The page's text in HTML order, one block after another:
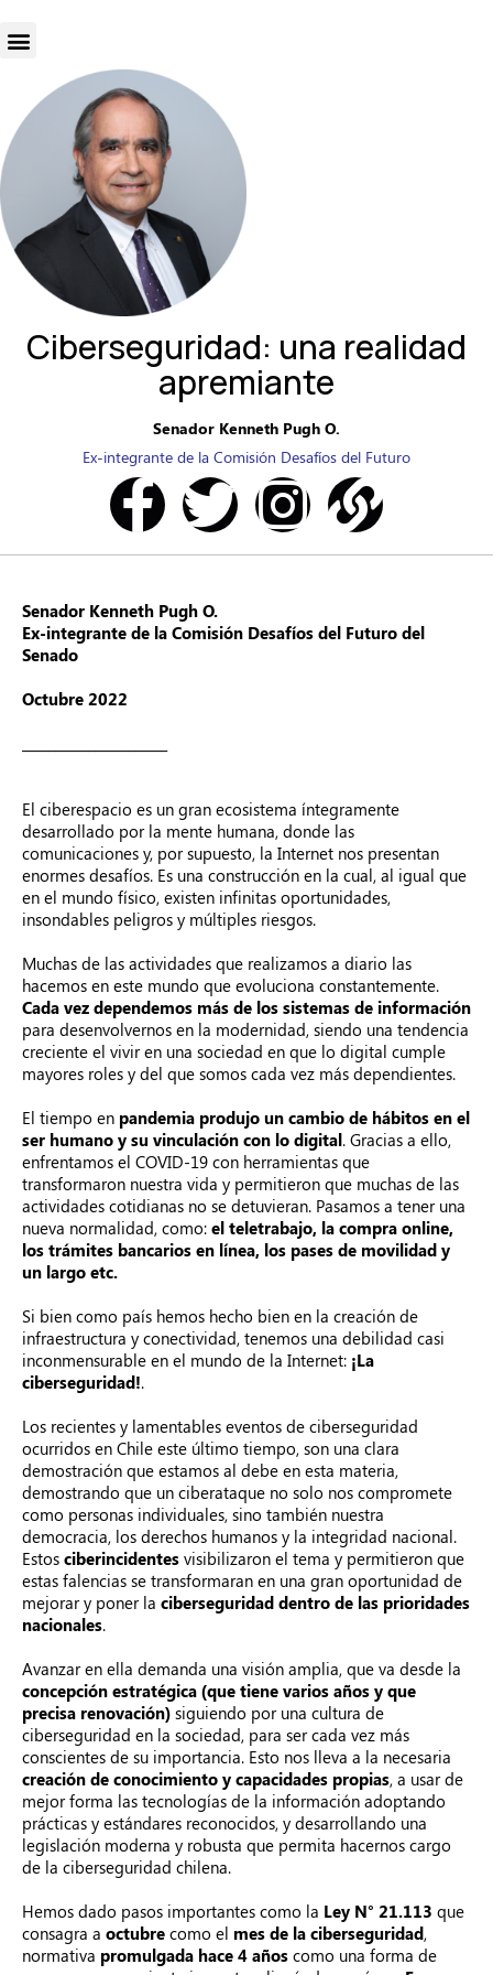
Ciberseguridad: una realidad
apremiante
Senador Kenneth Pugh O.
Ex-integrante de la Comisión Desafíos del Futuro
Senador Kenneth Pugh O.
Ex-integrante de la Comisión Desafíos del Futuro del
Senado
Octubre 2022
El ciberespacio es un gran ecosistema íntegramente
desarrollado por la mente humana, donde las
comunicaciones y, por supuesto, la Internet nos presentan
enormes desafíos. Es una construcción en la cual, al igual que
en el mundo físico, existen infinitas oportunidades,
insondables peligros y múltiples riesgos.
Muchas de las actividades que realizamos a diario las
hacemos en este mundo que evoluciona constantemente.
Cada vez dependemos más de los sistemas de información
para desenvolvernos en la modernidad, siendo una tendencia
creciente el vivir en una sociedad en que lo digital cumple
mayores roles y del que somos cada vez más dependientes.
El tiempo en pandemia produjo un cambio de hábitos en el
ser humano y su vinculación con lo digital. Gracias a ello,
enfrentamos el COVID-19 con herramientas que
transformaron nuestra vida y permitieron que muchas de las
actividades cotidianas no se detuvieran. Pasamos a tener una
nueva normalidad, como: el teletrabajo, la compra online,
los trámites bancarios en línea, los pases de movilidad y
un largo etc.
Si bien como país hemos hecho bien en la creación de
infraestructura y conectividad, tenemos una debilidad casi
inconmensurable en el mundo de la Internet: ¡La
ciberseguridad!.
Los recientes y lamentables eventos de ciberseguridad
ocurridos en Chile este último tiempo, son una clara
demostración que estamos al debe en esta materia,
demostrando que un ciberataque no solo nos compromete
como personas individuales, sino también nuestra
democracia, los derechos humanos y la integridad nacional.
Estos ciberincidentes visibilizaron el tema y permitieron que
estas falencias se transformaran en una gran oportunidad de
mejorar y poner la ciberseguridad dentro de las prioridades
nacionales.
Avanzar en ella demanda una visión amplia, que va desde la
concepción estratégica (que tiene varios años y que
precisa renovación) siguiendo por una cultura de
ciberseguridad en la sociedad, para ser cada vez más
conscientes de su importancia. Esto nos lleva a la necesaria
creación de conocimiento y capacidades propias, a usar de
mejor forma las tecnologías de la información adoptando
prácticas y estándares reconocidos, y desarrollando una
legislación moderna y robusta que permita hacernos cargo
de la ciberseguridad chilena.
Hemos dado pasos importantes como la Ley N° 21.113 que
consagra a octubre como el mes de la ciberseguridad,
normativa promulgada hace 4 años como una forma de